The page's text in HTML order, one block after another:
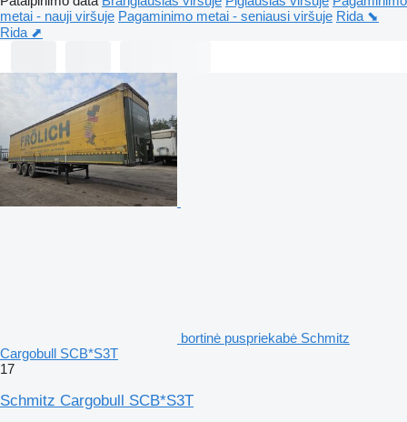
metai - nauji viršuje Pagaminimo metai - seniausi viršuje Rida ⬊
Rida ⬈
bortinė puspriekabė Schmitz
Cargobull SCB*S3T
17
Schmitz Cargobull SCB*S3T